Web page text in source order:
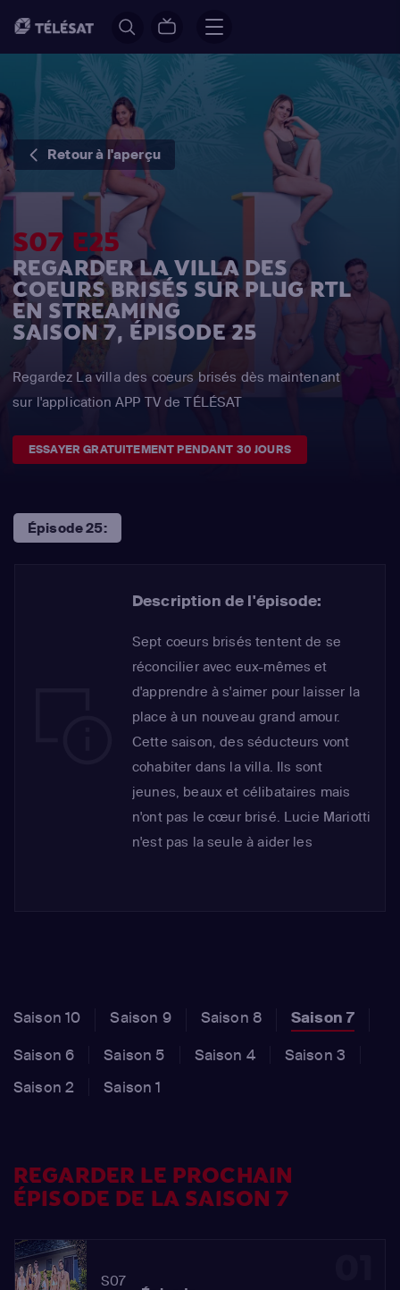
Retour à l'aperçu
S07 E25
REGARDER LA VILLA DES
COEURS BRISÉS SUR PLUG RTL
EN STREAMING
SAISON 7, ÉPISODE 25
Regardez La villa des coeurs brisés dès maintenant
sur l'application APP TV de TÉLÉSAT
ESSAYER GRATUITEMENT PENDANT 30 JOURS
Épisode 25:
Description de l'épisode:
Sept coeurs brisés tentent de se
réconcilier avec eux-mêmes et
d'apprendre à s'aimer pour laisser la
place à un nouveau grand amour.
Cette saison, des séducteurs vont
cohabiter dans la villa. Ils sont
jeunes, beaux et célibataires mais
n'ont pas le cœur brisé. Lucie Mariotti
n'est pas la seule à aider les
Saison 10 Saison 9 Saison 8
Saison 7
Saison 6
Saison 5 Saison 4
Saison 3
Saison 2
Saison 1
REGARDER LE PROCHAIN
ÉPISODE DE LA SAISON 7
S07